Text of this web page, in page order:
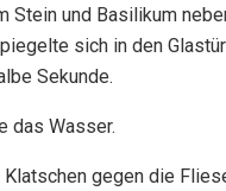
Stein und Basilikum
sich in den
Sekunde.
das Wasser.
gegen die